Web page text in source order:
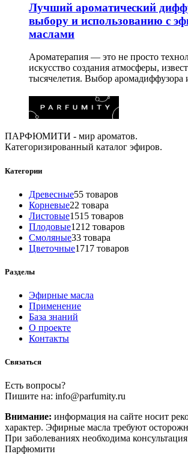
Лучший ароматический
выбору и использованию с
маслами
Ароматерапия — это не просто
искусство создания атмосферы,
тысячелетия. Выбор аромадиффузора
ПАРФЮМИТИ - мир ароматов.
Категоризированный каталог эфиров.
Категории
Древесные55 товаров
Корневые22 товара
Листовые1515 товаров
Плодовые1212 товаров
Смоляные33 товара
Цветочные1717 товаров
Разделы
Эфирные масла
Применение
База знаний
О проекте
Контакты
Связаться
Есть вопросы?
Пишите на: info@parfumity.ru
Внимание: информация на сайте носит
характер. Эфирные масла требуют
При заболеваниях необходима
Парфюмити